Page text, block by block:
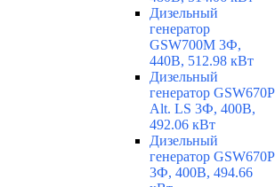
Дизельный
генератор
GSW700M 3Ф,
440В, 512.98 кВт
Дизельный
генератор GSW670P
Alt. LS 3Ф, 400В,
492.06 кВт
Дизельный
генератор GSW670P
3Ф, 400В, 494.66